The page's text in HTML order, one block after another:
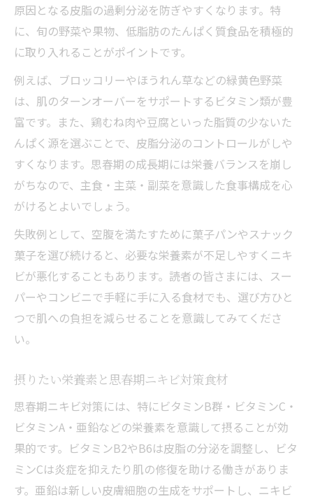
原因となる皮脂の過剰分泌を防ぎやすくなります。特
に、旬の野菜や果物、低脂肪のたんぱく質食品を積極的
に取り入れることがポイントです。
例えば、ブロッコリーやほうれん草などの緑黄色野菜
は、肌のターンオーバーをサポートするビタミン類が豊
富です。また、鶏むね肉や豆腐といった脂質の少ないた
んぱく源を選ぶことで、皮脂分泌のコントロールがしや
すくなります。思春期の成長期には栄養バランスを崩し
がちなので、主食・主菜・副菜を意識した食事構成を心
がけるとよいでしょう。
失敗例として、空腹を満たすために菓子パンやスナック
菓子を選び続けると、必要な栄養素が不足しやすくニキ
ビが悪化することもあります。読者の皆さまには、スー
パーやコンビニで手軽に手に入る食材でも、選び方ひと
つで肌への負担を減らせることを意識してみてくださ
い。
摂りたい栄養素と思春期ニキビ対策食材
思春期ニキビ対策には、特にビタミンB群・ビタミンC・
ビタミンA・亜鉛などの栄養素を意識して摂ることが効
果的です。ビタミンB2やB6は皮脂の分泌を調整し、ビタ
ミンCは炎症を抑えたり肌の修復を助ける働きがありま
す。亜鉛は新しい皮膚細胞の生成をサポートし、ニキビ